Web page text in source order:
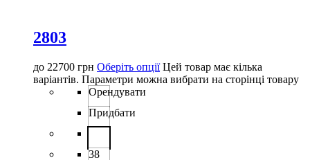
2803
до 22700 грн Оберіть опції Цей товар має кілька
варіантів. Параметри можна вибрати на сторінці товару
Орендувати
Придбати
38